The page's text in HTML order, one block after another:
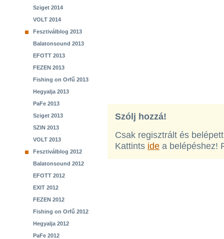
Sziget 2014
VOLT 2014
Fesztiválblog 2013
Balatonsound 2013
EFOTT 2013
FEZEN 2013
Fishing on Orfű 2013
Hegyalja 2013
PaFe 2013
Sziget 2013
SZIN 2013
VOLT 2013
Fesztiválblog 2012
Balatonsound 2012
EFOTT 2012
EXIT 2012
FEZEN 2012
Fishing on Orfű 2012
Hegyalja 2012
PaFe 2012
Szólj hozzá!
Csak regisztrált és
Kattints ide a belépéshez!